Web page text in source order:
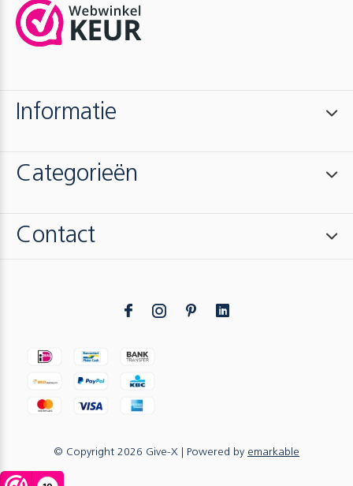
Informatie
Categorieën
Contact
© Copyright 2026 Give-X | Powered by emarkable